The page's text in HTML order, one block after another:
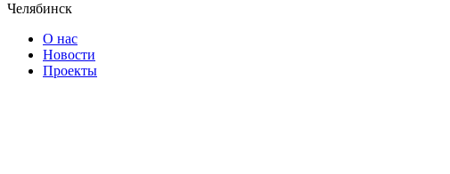
Челябинск
О нас
Новости
Проекты